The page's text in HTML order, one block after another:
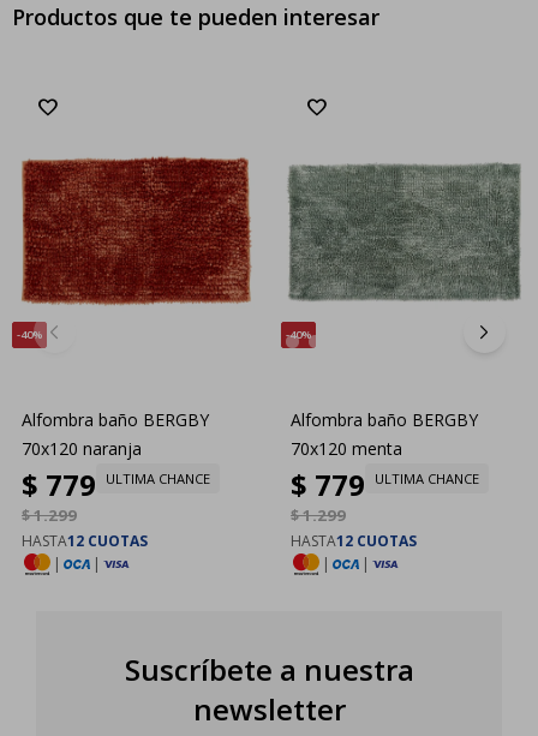
Productos que te pueden interesar
40
Alfombra baño BERGBY
70x120 naranja
$ 779
$1.299
ULTIMA CHANCE
HASTA12 CUOTAS
|
|
40
Alfombra baño BERGBY
70x120 menta
$ 779
$1.299
ULTIMA CHANCE
HASTA12 CUOTAS
|
|
Suscríbete a nuestra
newsletter